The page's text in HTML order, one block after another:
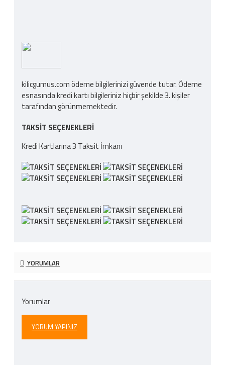
kilicgumus.com ödeme bilgilerinizi güvende tutar. Ödeme
esnasında kredi kartı bilgileriniz hiçbir şekilde 3. kişiler
tarafından görünmemektedir.
TAKSIT SEÇENEKLERI
Kredi Kartlarına 3 Taksit İmkanı
YORUMLAR
Yorumlar
YORUM YAPINIZ